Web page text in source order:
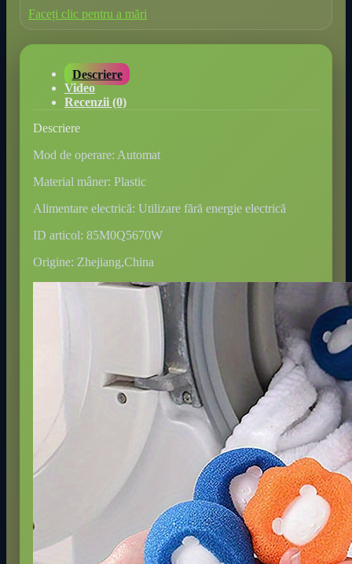
Faceți clic pentru a mări
Descriere
Video
Recenzii (0)
Descriere
Mod de operare: Automat
Material mâner: Plastic
Alimentare electrică: Utilizare fără energie electrică
ID articol: 85M0Q5670W
Origine: Zhejiang,China